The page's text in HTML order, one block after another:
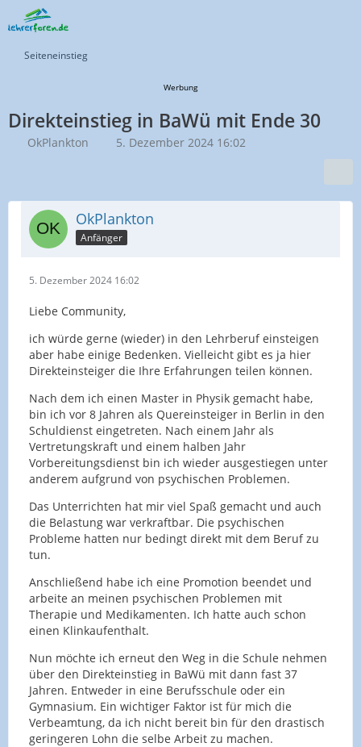
Seiteneinstieg
Werbung
Direkteinstieg in BaWü mit Ende 30
OkPlankton 5. Dezember 2024 16:02
OkPlankton
Anfänger
5. Dezember 2024 16:02
Liebe Community,
ich würde gerne (wieder) in den Lehrberuf einsteigen
aber habe einige Bedenken. Vielleicht gibt es ja hier
Direkteinsteiger die Ihre Erfahrungen teilen können.
Nach dem ich einen Master in Physik gemacht habe,
bin ich vor 8 Jahren als Quereinsteiger in Berlin in den
Schuldienst eingetreten. Nach einem Jahr als
Vertretungskraft und einem halben Jahr
Vorbereitungsdienst bin ich wieder ausgestiegen unter
anderem aufgrund von psychischen Problemen.
Das Unterrichten hat mir viel Spaß gemacht und auch
die Belastung war verkraftbar. Die psychischen
Probleme hatten nur bedingt direkt mit dem Beruf zu
tun.
Anschließend habe ich eine Promotion beendet und
arbeite an meinen psychischen Problemen mit
Therapie und Medikamenten. Ich hatte auch schon
einen Klinkaufenthalt.
Nun möchte ich erneut den Weg in die Schule nehmen
über den Direkteinstieg in BaWü mit dann fast 37
Jahren. Entweder in eine Berufsschule oder ein
Gymnasium. Ein wichtiger Faktor ist für mich die
Verbeamtung, da ich nicht bereit bin für den drastisch
geringeren Lohn die selbe Arbeit zu machen.